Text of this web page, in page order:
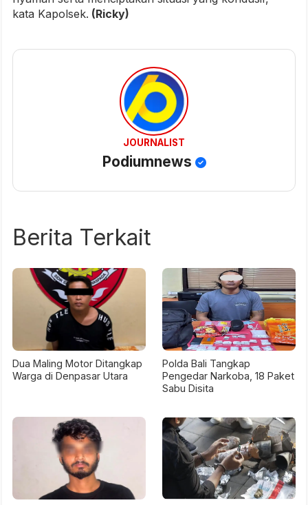
kata Kapolsek. (Ricky)
JOURNALIST
Podiumnews
Berita Terkait
Dua Maling Motor Ditangkap
Warga di Denpasar Utara
Polda Bali Tangkap
Pengedar Narkoba, 18 Paket
Sabu Disita